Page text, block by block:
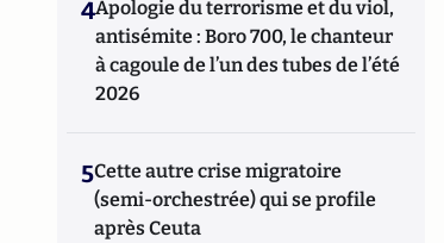
4Apologie du terrorisme et du viol,
antisémite : Boro 700, le chanteur
à cagoule de l’un des tubes de l’été
2026
5Cette autre crise migratoire
(semi-orchestrée) qui se profile
après Ceuta